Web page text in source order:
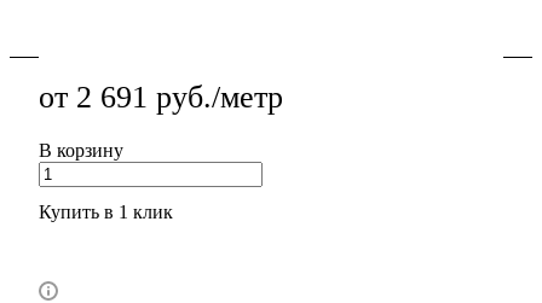
от 2 691 руб./метр
В корзину
Купить в 1 клик